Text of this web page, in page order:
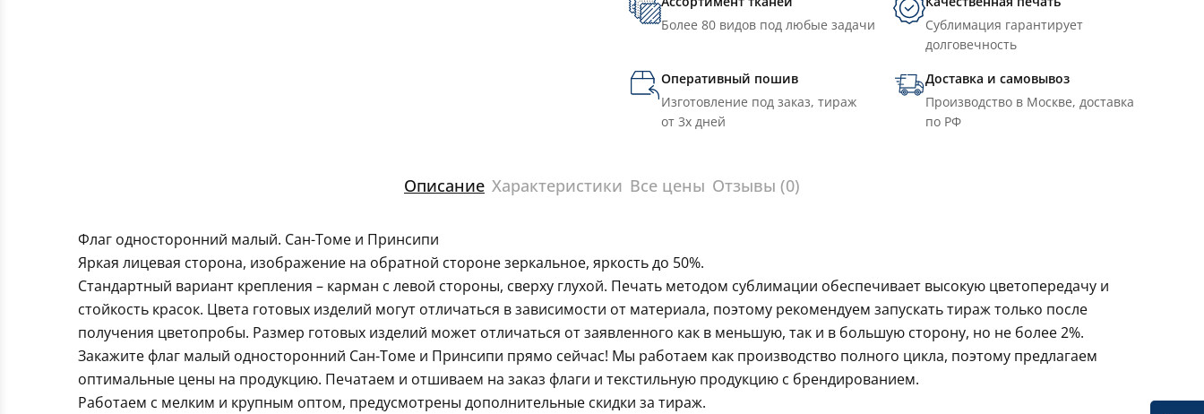
Более 80 видов под любые задачи
Сублимация гарантирует
долговечность
Оперативный пошив
Изготовление под заказ, тираж
от 3х дней
Доставка и самовывоз
Производство в Москве, доставка
по РФ
Описание Характеристики Все цены Отзывы (0)
Флаг односторонний малый. Сан-Томе и Принсипи
Яркая лицевая сторона, изображение на обратной стороне зеркальное, яркость до 50%.
Стандартный вариант крепления – карман с левой стороны, сверху глухой. Печать методом сублимации обеспечивает высокую цветопередачу и
стойкость красок. Цвета готовых изделий могут отличаться в зависимости от материала, поэтому рекомендуем запускать тираж только после
получения цветопробы. Размер готовых изделий может отличаться от заявленного как в меньшую, так и в большую сторону, но не более 2%.
Закажите флаг малый односторонний Сан-Томе и Принсипи прямо сейчас! Мы работаем как производство полного цикла, поэтому предлагаем
оптимальные цены на продукцию. Печатаем и отшиваем на заказ флаги и текстильную продукцию с брендированием.
Работаем с мелким и крупным оптом, предусмотрены дополнительные скидки за тираж.